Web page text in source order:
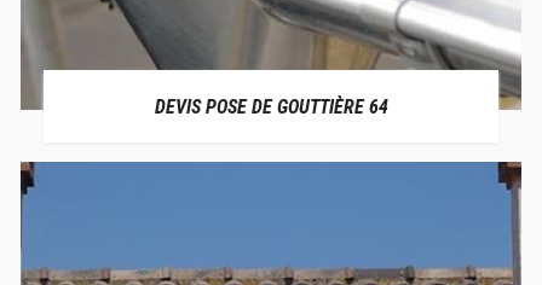
DEVIS POSE DE GOUTTIÈRE 64